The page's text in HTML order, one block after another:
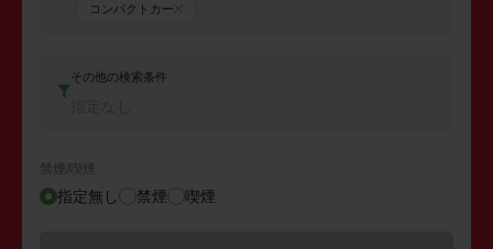
コンパクトカー
その他の検索条件
禁煙/喫煙
指定無し 禁煙 喫煙